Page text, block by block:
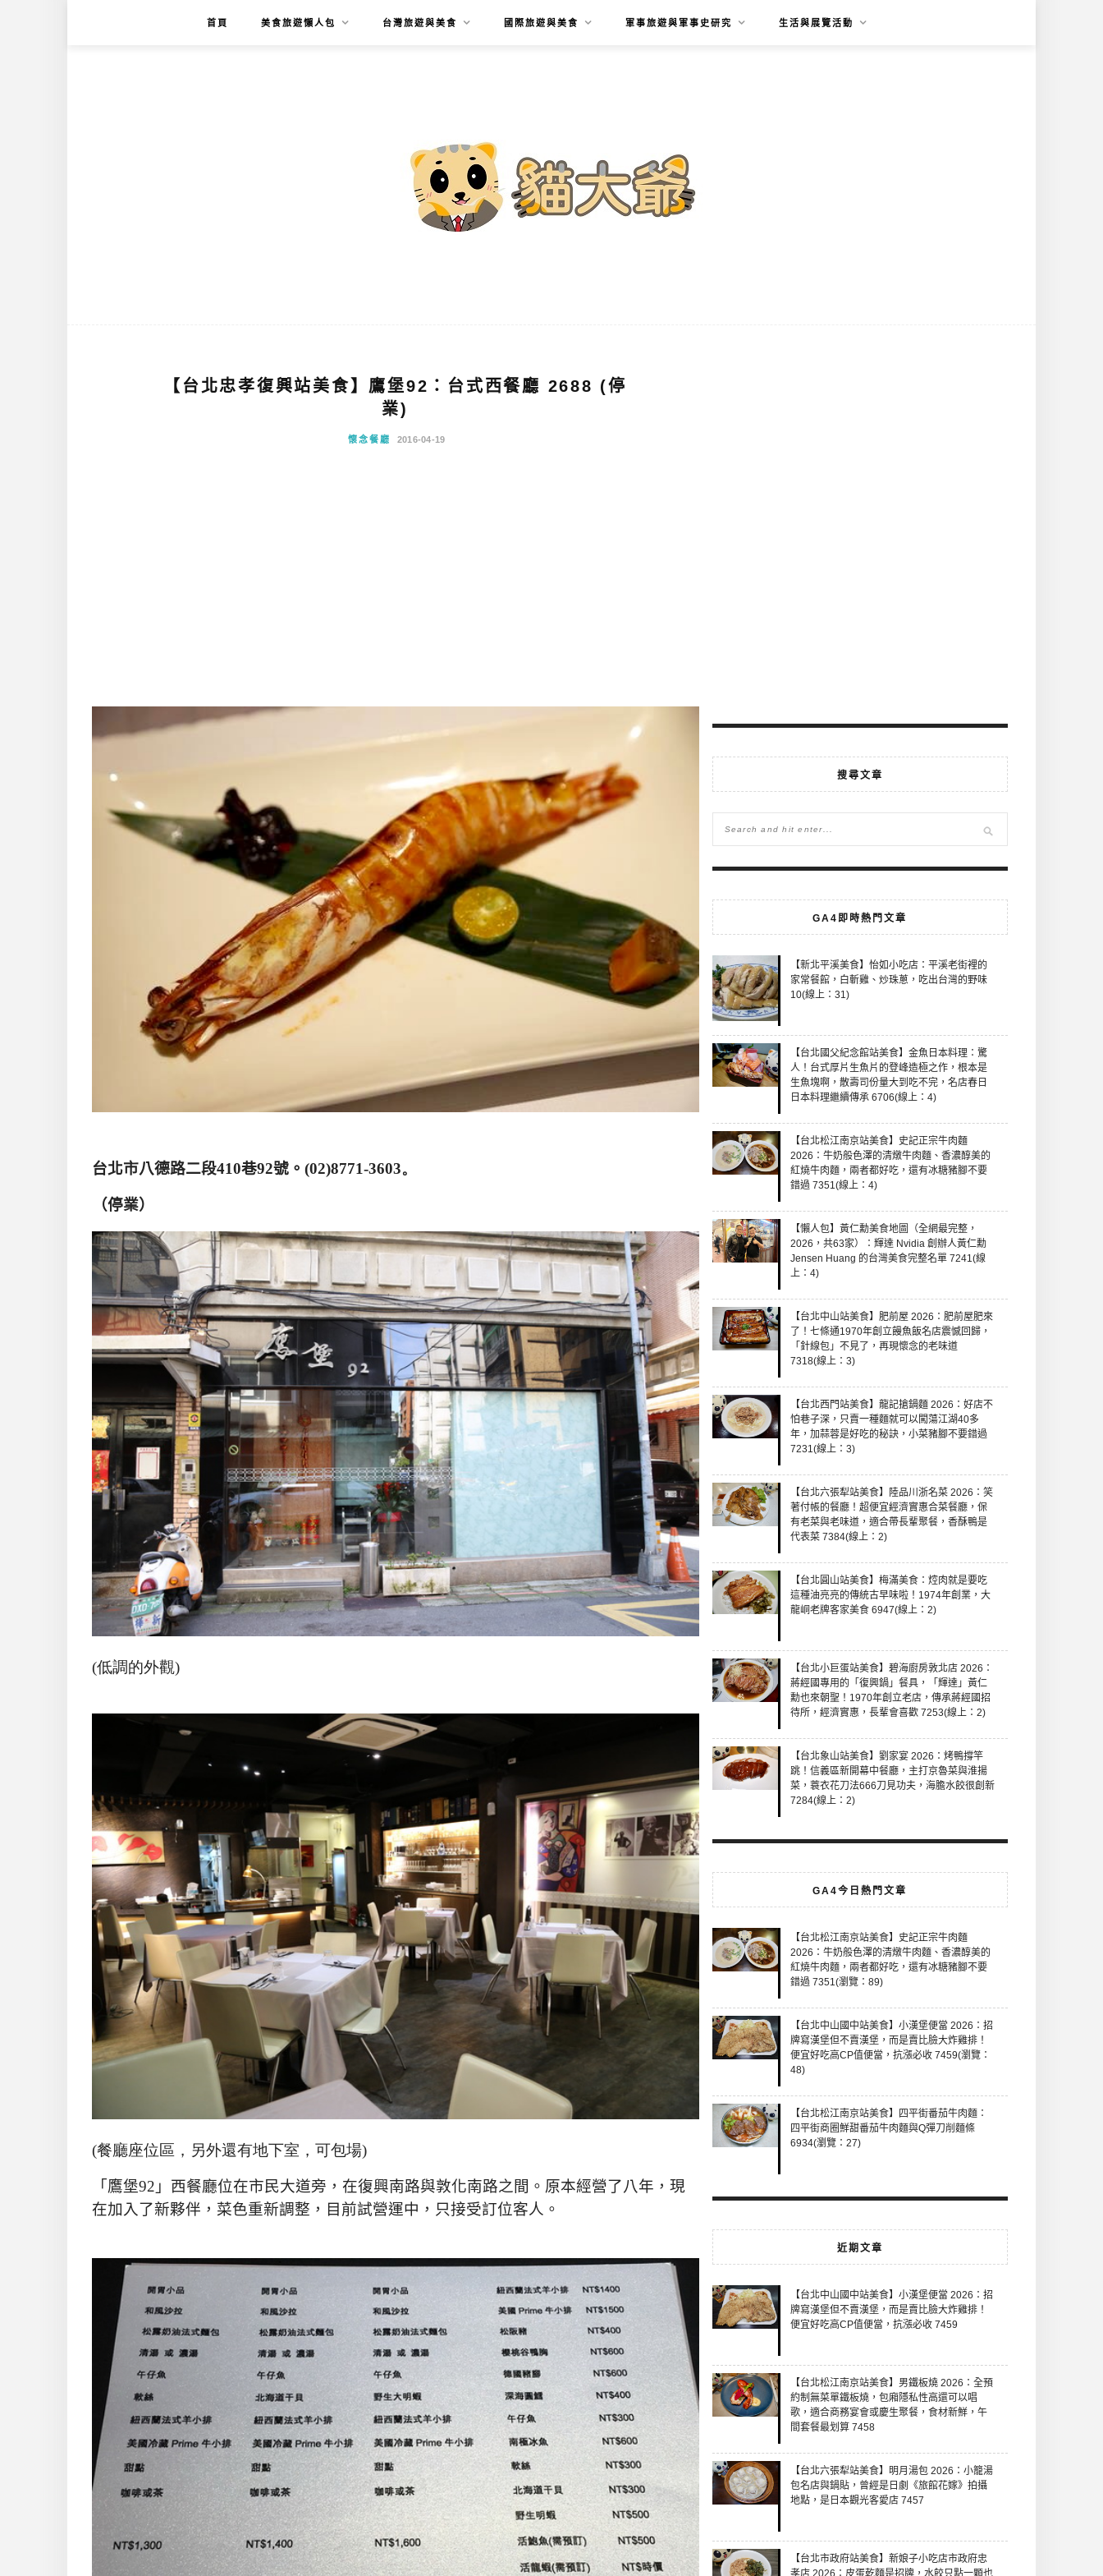
首頁 美食旅遊懶人包 台灣旅遊與美食 國際旅遊與美食 軍事旅遊與軍事史研究 生活與展覽活動
【台北忠孝復興站美食】鷹堡92：台式西餐廳 2688 (停
業)
懷念餐廳 2016-04-19
台北市八德路二段410巷92號。(02)8771-3603。
（停業）
(低調的外觀)
(餐廳座位區，另外還有地下室，可包場)
「鷹堡92 」西餐廳位在市民大道旁，在復興南路與敦化南路之間。原本經營了八年，現
在加入了新夥伴，菜色重新調整，目前試營運中，只接受訂位客人。
搜尋文章
GA4即時熱門文章
【新北平溪美食】怡如小吃店：平溪老街裡的
家常餐館，白斬雞、炒珠蔥，吃出台灣的野味
10(線上：31)
【台北國父紀念館站美食】金魚日本料理：驚
人！台式厚片生魚片的登峰造極之作，根本是
生魚塊啊，散壽司份量大到吃不完，名店春日
日本料理繼續傳承 6706(線上：4)
【台北松江南京站美食】史記正宗牛肉麵
2026：牛奶般色澤的清燉牛肉麵、香濃醇美的
紅燒牛肉麵，兩者都好吃，還有冰糖豬腳不要
錯過 7351(線上：4)
【懶人包】黃仁勳美食地圖（全網最完整，
2026，共63家）：輝達 Nvidia 創辦人黃仁勳
Jensen Huang 的台灣美食完整名單 7241(線
上：4)
【台北中山站美食】肥前屋 2026：肥前屋肥來
了！七條通1970年創立饅魚飯名店震憾回歸，
「針線包」不見了，再現懷念的老味道
7318(線上：3)
【台北西門站美食】龍記搶鍋麵 2026：好店不
怕巷子深，只賣一種麵就可以闖蕩江湖40多
年，加蒜蓉是好吃的秘訣，小菜豬腳不要錯過
7231(線上：3)
【台北六張犁站美食】陸品川浙名菜 2026：笑
著付帳的餐廳！超便宜經濟實惠合菜餐廳，保
有老菜與老味道，適合帶長輩聚餐，香酥鴨是
代表菜 7384(線上：2)
【台北圓山站美食】梅滿美食：焢肉就是要吃
這種油亮亮的傳統古早味啦！1974年創業，大
龍峒老牌客家美食 6947(線上：2)
【台北小巨蛋站美食】碧海廚房敦北店 2026：
蔣經國專用的「復興鍋」餐具，「輝達」黃仁
勳也來朝聖！1970年創立老店，傳承蔣經國招
待所，經濟實惠，長輩會喜歡 7253(線上：2)
【台北象山站美食】劉家宴 2026：烤鴨撐竿
跳！信義區新開幕中餐廳，主打京魯菜與淮揚
菜，蓑衣花刀法666刀見功夫，海膽水餃很創新
7284(線上：2)
GA4今日熱門文章
【台北松江南京站美食】史記正宗牛肉麵
2026：牛奶般色澤的清燉牛肉麵、香濃醇美的
紅燒牛肉麵，兩者都好吃，還有冰糖豬腳不要
錯過 7351(瀏覽：89)
【台北中山國中站美食】小漢堡便當 2026：招
牌寫漢堡但不賣漢堡，而是賣比臉大炸雞排！
便宜好吃高CP值便當，抗漲必收 7459(瀏覽：
48)
【台北松江南京站美食】四平街番茄牛肉麵：
四平街商圈鮮甜番茄牛肉麵與Q彈刀削麵條
6934(瀏覽：27)
近期文章
【台北中山國中站美食】小漢堡便當 2026：招
牌寫漢堡但不賣漢堡，而是賣比臉大炸雞排！
便宜好吃高CP值便當，抗漲必收 7459
【台北松江南京站美食】男鐵板燒 2026：全預
約制無菜單鐵板燒，包廂隱私性高還可以唱
歌，適合商務宴會或慶生聚餐，食材新鮮，午
間套餐最划算 7458
【台北六張犁站美食】明月湯包 2026：小籠湯
包名店與鍋貼，曾經是日劇《旅館花嫁》拍攝
地點，是日本觀光客愛店 7457
【台北市政府站美食】新娘子小吃店市政府忠
孝店 2026：皮蛋乾麵是招牌，水餃只點一顆也